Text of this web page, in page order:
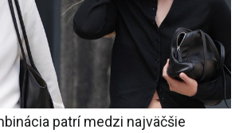
patrí medzi najväčšie